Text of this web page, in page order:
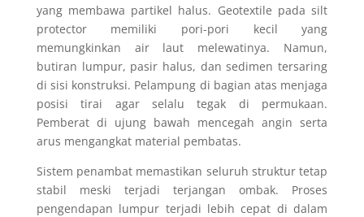
yang membawa partikel halus. Geotextile pada silt
protector memiliki pori-pori kecil yang
memungkinkan air laut melewatinya. Namun,
butiran lumpur, pasir halus, dan sedimen tersaring
di sisi konstruksi. Pelampung di bagian atas menjaga
posisi tirai agar selalu tegak di permukaan.
Pemberat di ujung bawah mencegah angin serta
arus mengangkat material pembatas.
Sistem penambat memastikan seluruh struktur tetap
stabil meski terjadi terjangan ombak. Proses
pengendapan lumpur terjadi lebih cepat di dalam